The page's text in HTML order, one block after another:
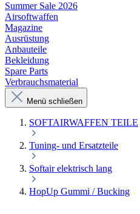
Summer Sale 2026
Airsoftwaffen
Magazine
Ausrüstung
Anbauteile
Bekleidung
Spare Parts
Verbrauchsmaterial
Menü schließen
SOFTAIRWAFFEN TEILE
Tuning- und Ersatzteile
Softair elektrisch lang
HopUp Gummi / Bucking